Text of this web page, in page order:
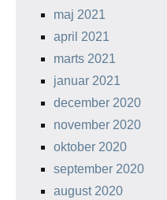
maj 2021
april 2021
marts 2021
januar 2021
december 2020
november 2020
oktober 2020
september 2020
august 2020